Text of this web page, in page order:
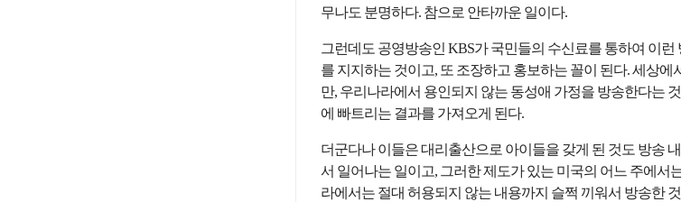
무나도 분명하다. 참으로 안타까운 일이다.
그런데도 공영방송인 KBS가 국민들의 수신료를 통하여 이런
를 지지하는 것이고, 또 조장하고 홍보하는 꼴이 된다. 세상에
만, 우리나라에서 용인되지 않는 동성애 가정을 방송한다는
에 빠트리는 결과를 가져오게 된다.
더군다나 이들은 대리출산으로 아이들을 갖게 된 것도 방송
서 일어나는 일이고, 그러한 제도가 있는 미국의 어느 주에서
라에서는 절대 허용되지 않는 내용까지 슬쩍 끼워서 방송한